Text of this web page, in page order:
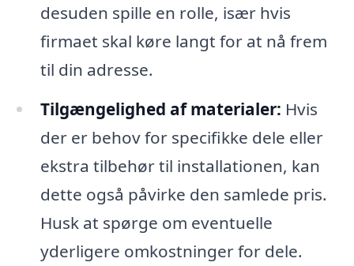
desuden spille en rolle, især hvis
firmaet skal køre langt for at nå frem
til din adresse.
Tilgængelighed af materialer: Hvis
der er behov for specifikke dele eller
ekstra tilbehør til installationen, kan
dette også påvirke den samlede pris.
Husk at spørge om eventuelle
yderligere omkostninger for dele.